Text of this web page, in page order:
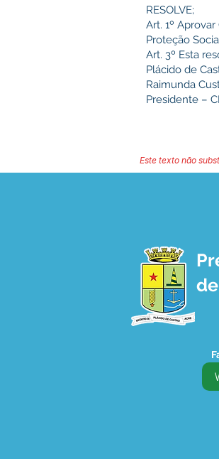
RESOLVE;
Art. 1º
Proteção
Art. 3º Esta
Plácido de
Raimunda
Presidente –
Este texto não